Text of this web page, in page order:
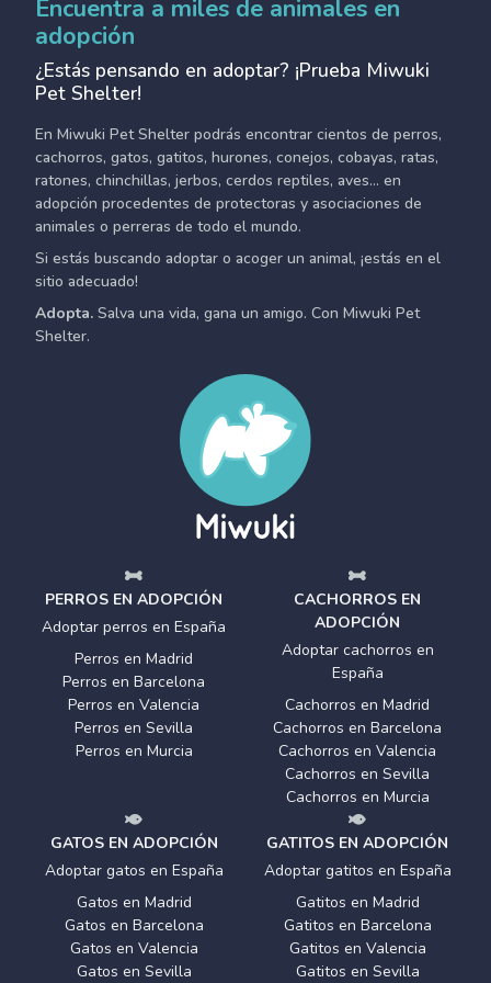
Encuentra a miles de animales en
adopción
¿Estás pensando en adoptar? ¡Prueba Miwuki
Pet Shelter!
En Miwuki Pet Shelter podrás encontrar cientos de perros,
cachorros, gatos, gatitos, hurones, conejos, cobayas, ratas,
ratones, chinchillas, jerbos, cerdos reptiles, aves... en
adopción procedentes de protectoras y asociaciones de
animales o perreras de todo el mundo.
Si estás buscando adoptar o acoger un animal, ¡estás en el
sitio adecuado!
Adopta. Salva una vida, gana un amigo. Con Miwuki Pet
Shelter.
PERROS EN ADOPCIÓN
Adoptar perros en España
Perros en Madrid
Perros en Barcelona
Perros en Valencia
Perros en Sevilla
Perros en Murcia
CACHORROS EN
ADOPCIÓN
Adoptar cachorros en
España
Cachorros en Madrid
Cachorros en Barcelona
Cachorros en Valencia
Cachorros en Sevilla
Cachorros en Murcia
GATOS EN ADOPCIÓN
Adoptar gatos en España
Gatos en Madrid
Gatos en Barcelona
Gatos en Valencia
Gatos en Sevilla
GATITOS EN ADOPCIÓN
Adoptar gatitos en España
Gatitos en Madrid
Gatitos en Barcelona
Gatitos en Valencia
Gatitos en Sevilla